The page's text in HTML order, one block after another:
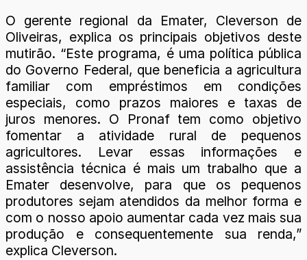
O gerente regional da Emater, Cleverson de
Oliveiras, explica os principais objetivos deste
mutirão. “Este programa, é uma política pública
do Governo Federal, que beneficia a agricultura
familiar com empréstimos em condições
especiais, como prazos maiores e taxas de
juros menores. O Pronaf tem como objetivo
fomentar a atividade rural de pequenos
agricultores. Levar essas informações e
assistência técnica é mais um trabalho que a
Emater desenvolve, para que os pequenos
produtores sejam atendidos da melhor forma e
com o nosso apoio aumentar cada vez mais sua
produção e consequentemente sua renda,”
explica Cleverson.